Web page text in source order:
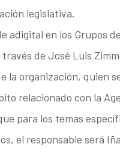
legislativa.
adigital en los Grupos
de José Luis
la organización, quien
relacionado con la
para los temas
el responsable será